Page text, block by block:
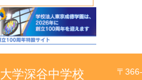
学深谷中学校 〒